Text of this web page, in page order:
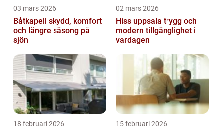
03 mars 2026
Båtkapell skydd, komfort
och längre säsong på
sjön
02 mars 2026
Hiss uppsala trygg och
modern tillgänglighet i
vardagen
18 februari 2026 15 februari 2026